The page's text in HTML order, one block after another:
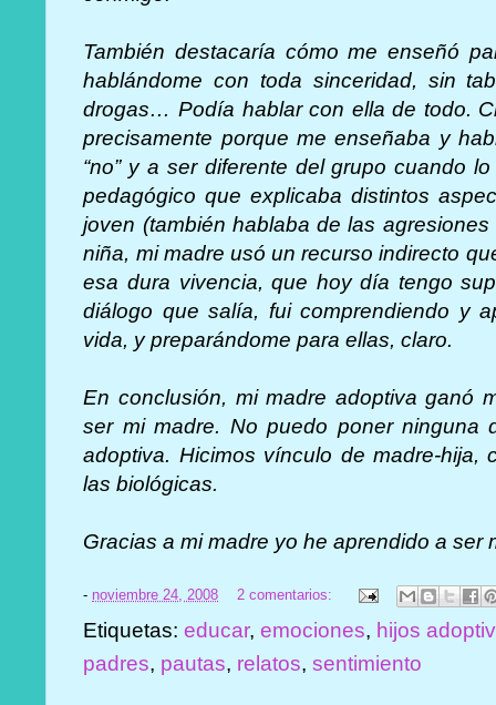
También destacaría cómo me enseñó
hablándome con toda sinceridad, sin
drogas… Podía hablar con ella de todo.
precisamente porque me enseñaba y
“no” y a ser diferente del grupo cuando
pedagógico que explicaba distintos
joven (también hablaba de las
niña, mi madre usó un recurso indirecto
esa dura vivencia, que hoy día tengo
diálogo que salía, fui comprendiendo y
vida, y preparándome para ellas, claro.
En conclusión, mi madre adoptiva ganó
ser mi madre. No puedo poner ninguna
adoptiva. Hicimos vínculo de madre-
las biológicas.
Gracias a mi madre yo he aprendido a ser
- noviembre 24, 2008 2 comentarios:
Etiquetas:educar,emociones, hijos
padres, pautas, relatos,sentimiento